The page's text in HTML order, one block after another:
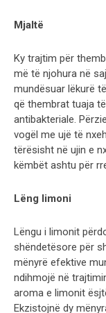
Mjaltë
Ky trajtim për
më të njohura në
mundësuar lëkurë
që thembrat tuaja
antibakteriale.
vogël me ujë të
tërësisht në ujin e
këmbët ashtu për
Lëng limoni
Lëngu i limonit
shëndetësore për
mënyrë efektive
ndihmojë në
aroma e limonit
Ekzistojnë dy